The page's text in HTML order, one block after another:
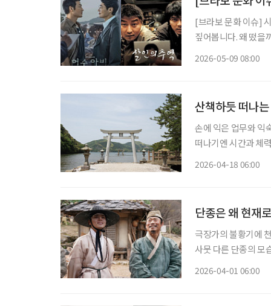
[브라보 문화 이슈]
짚어봅니다. 왜 떴을까? ENA 범죄 수사 스릴러 드라마 ‘허수아비’의 인기가 심상치 않다. 이
2026-05-09 08:00
산책하듯 떠나
손에 익은 업무와 익숙해
떠나기엔 시간과 체
2026-04-18 06:00
단종은 왜 현재
극장가의 불황기에
사뭇 다른 단종의 모
2026-04-01 06:00